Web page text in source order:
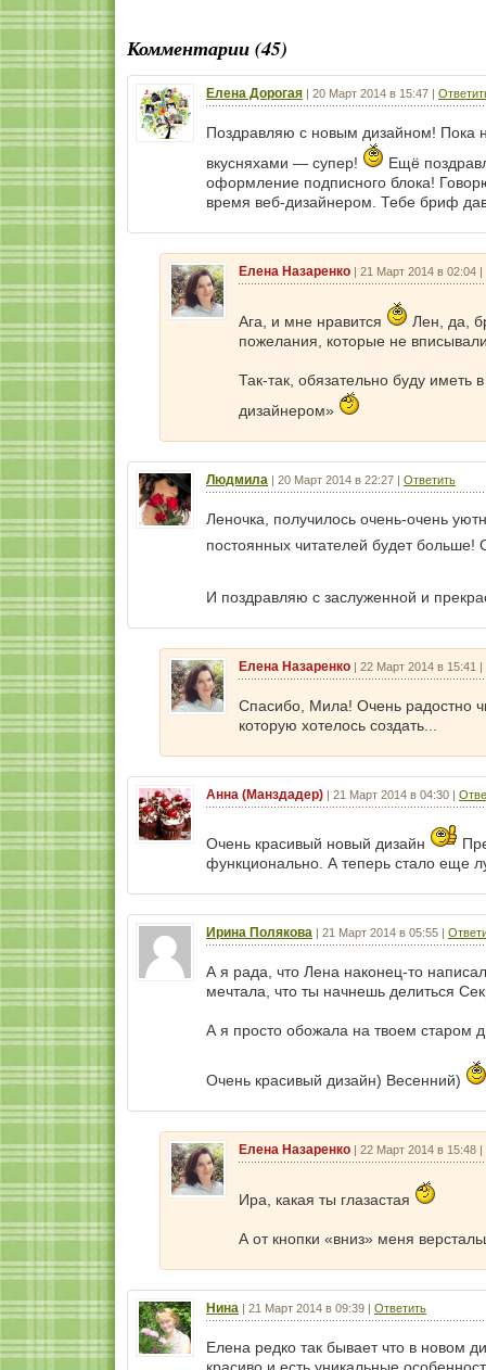
Комментарии (45)
Елена Дорогая | 20 Март 2014 в 15:47 |
Поздравляю с новым дизайном! Пока
вкусняхами — супер!
Ещё
оформление подписного блока!
время веб-дизайнером. Тебе бриф
Елена Назаренко | 21 Март 2014 в 02:04 |
Ага, и мне нравится
Лен, да,
пожелания, которые не
Так-так, обязательно буду
дизайнером»
Людмила | 20 Март 2014 в 22:27 | Ответить
Леночка, получилось очень-очень
постоянных читателей будет
И поздравляю с заслуженной и
Елена Назаренко | 22 Март 2014 в 15:41 |
Спасибо, Мила! Очень радостно
которую хотелось создать...
Анна (Манздадер) | 21 Март 2014 в 04:30 |
Очень красивый новый дизайн
функционально. А теперь стало еще
Ирина Полякова | 21 Март 2014 в 05:55 |
А я рада, что Лена наконец-то
мечтала, что ты начнешь делиться
А я просто обожала на твоем старом
Очень красивый дизайн) Весенний)
Елена Назаренко | 22 Март 2014 в 15:48 |
Ира, какая ты глазастая
А от кнопки «вниз» меня
Нина | 21 Март 2014 в 09:39 | Ответить
Елена редко так бывает что в новом